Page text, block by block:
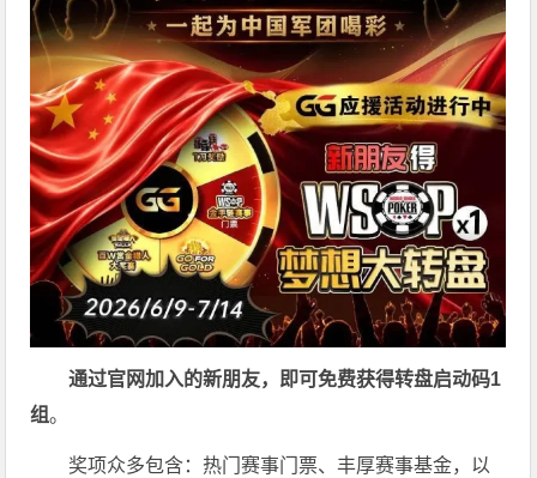
通过官网加入的新朋友，即可免费获得转盘启动码1
组。
奖项众多包含：热门赛事门票、丰厚赛事基金，以